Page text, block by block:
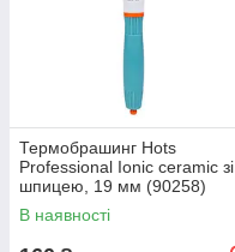
Термобрашинг Hots
Professional Ionic ceramic зі
шпицею, 19 мм (90258)
В наявності